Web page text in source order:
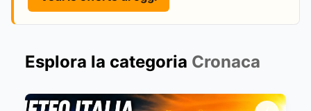
Esplora la categoria Cronaca